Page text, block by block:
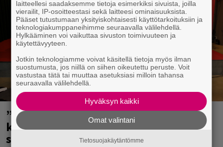
”Että semmonen sirkus” – TTK-
kilpailijat julkistettiin ja kansalla on
sanottavaa
laitteellesi saadaksemme tietoja esimerkiksi sivuista, joilla
vierailit, IP-osoitteestasi sekä laitteesi ominaisuuksista.
Pääset tutustumaan yksityiskohtaisesti käyttötarkoituksiin ja
teknologiakumppaneihimme seuraavalla välilehdellä.
Hylkääminen voi vaikuttaa sivuston toimivuuteen ja
käytettävyyteen.
Jotkin teknologiamme voivat käsitellä tietoja myös ilman
suostumusta, jos niillä on siihen oikeutettu peruste. Voit
vastustaa tätä tai muuttaa asetuksiasi milloin tahansa
seuraavalla välilehdellä.
Hyväksyn kaikki
Omat valintani
Tietosuojakäytäntömme